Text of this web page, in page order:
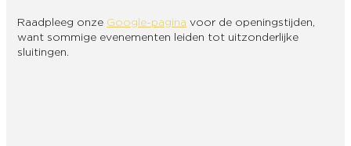
Raadpleeg onze Google-pagina voor de openingstijden,
want sommige evenementen leiden tot uitzonderlijke
sluitingen.